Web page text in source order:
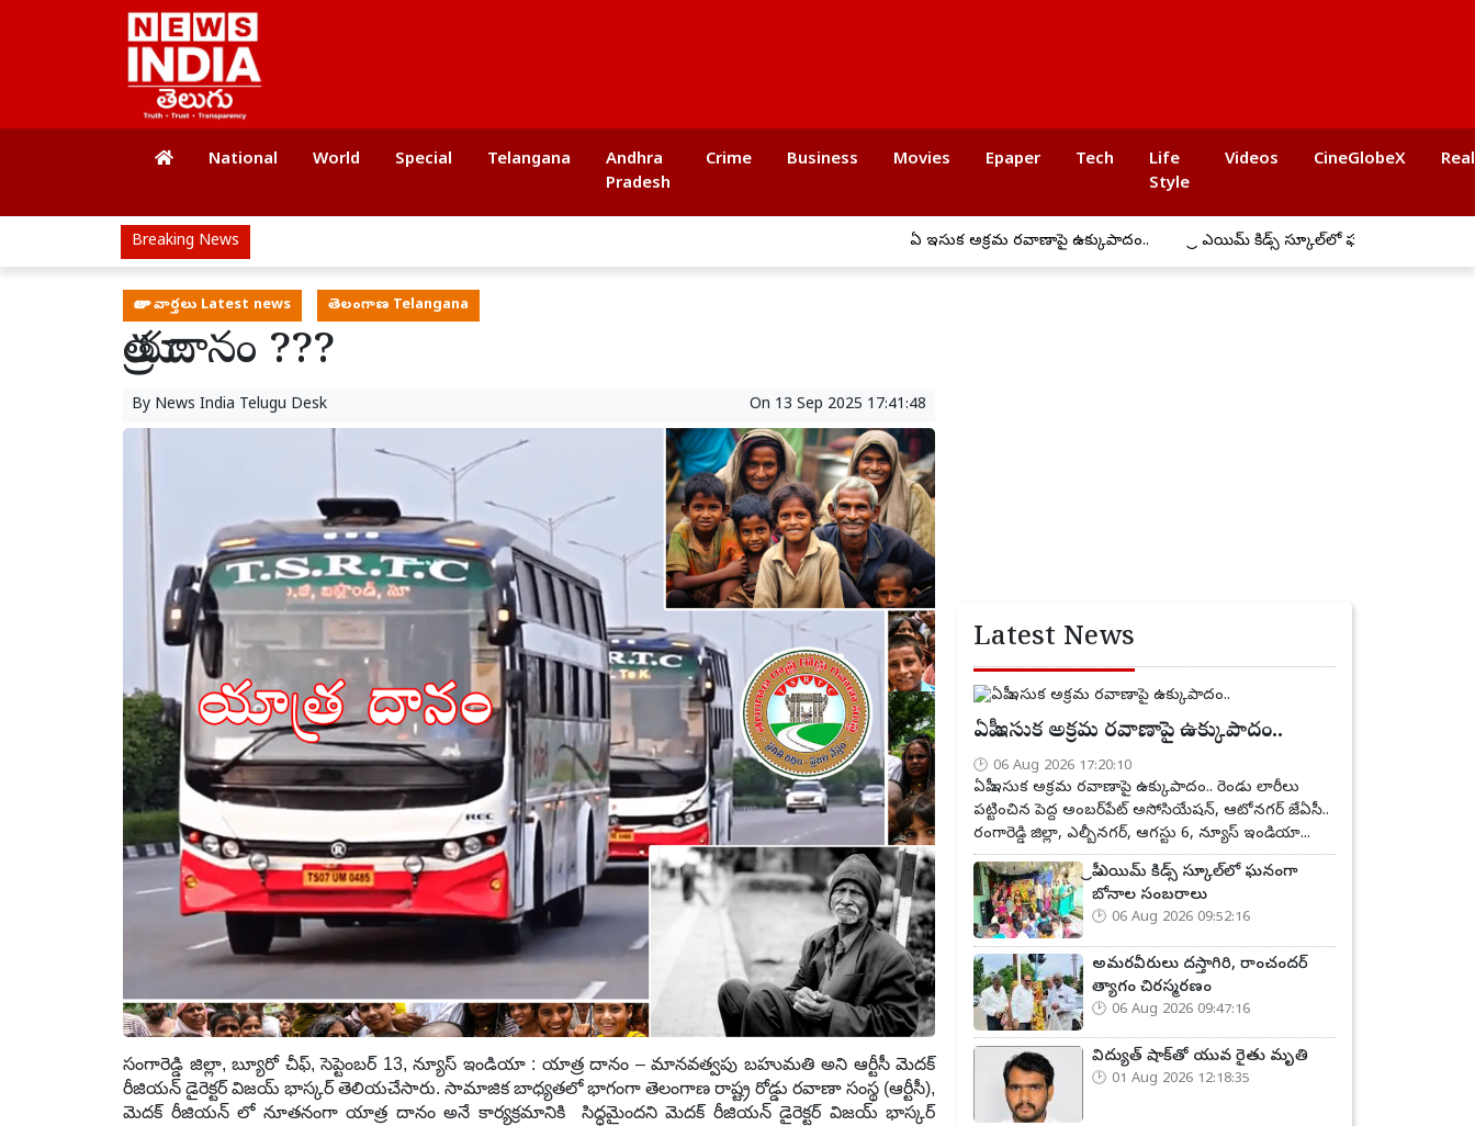
National World Special Telangana
Andhra
Pradesh
Crime Business Movies Epaper Tech
Life
Style
Videos CineGlobeX
Breaking News ఏపీ ఇసుక అక్రమ రవాణాపై ఉక్కుపాదం.. ప్రీ ఎయిమ్ కిడ్స్ స్కూల్‌లో ఘనంగా బోనాల సంబరాలు
తాజా వార్తలు Latest news తెలంగాణ Telangana
యాత్ర దానం ???
By News India Telugu Desk On 13 Sep 2025 17:41:48
సంగారెడ్డి జిల్లా, బ్యూరో చీఫ్,సెప్టెంబర్ 13, న్యూస్ ఇండియా : యాత్ర దానం – మానవత్వపు బహుమతి అని ఆర్టీసీ మెదక్
రీజియన్ డైరెక్టర్ విజయ్ భాస్కర్ తెలియచేసారు. సామాజిక బాధ్యతలో భాగంగా తెలంగాణ రాష్ట్ర రోడ్డు రవాణా సంస్థ (ఆర్టీసీ),
మెదక్ రీజియన్ లో నూతనంగా యాత్ర దానం అనే కార్యక్రమానికి
సిద్ధమైందని మెదక్ రీజియన్ డైరెక్టర్ విజయ్ భాస్కర్
Latest News
ఏపీ ఇసుక అక్రమ రవాణాపై ఉక్కుపాదం..
06 Aug 2026 17:20:10
ఏపీ ఇసుక అక్రమ రవాణాపై ఉక్కుపాదం.. రెండు లారీలు
పట్టించిన పెద్ద అంబర్‌పేట్ అసోసియేషన్, ఆటోనగర్ జేఏసీ..
రంగారెడ్డి జిల్లా, ఎల్బీనగర్, ఆగస్టు 6, న్యూస్ ఇండియా...
ప్రీ ఎయిమ్ కిడ్స్ స్కూల్‌లో ఘనంగా
బోనాల సంబరాలు
06 Aug 2026 09:52:16
అమరవీరులు దస్తాగిరి, రాంచందర్
త్యాగం చిరస్మరణం
06 Aug 2026 09:47:16
విద్యుత్ షాక్‌తో యువ రైతు మృతి
01 Aug 2026 12:18:35